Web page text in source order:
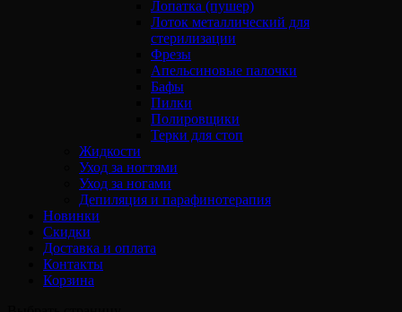
Лопатка (пушер)
Лоток металлический для
стерилизации
Фрезы
Апельсиновые палочки
Бафы
Пилки
Полировщики
Терки для стоп
Жидкости
Уход за ногтями
Уход за ногами
Депиляция и парафинотерапия
Новинки
Скидки
Доставка и оплата
Контакты
Корзина